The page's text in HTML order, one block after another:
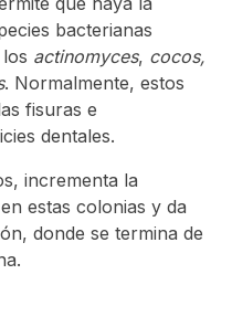
bacterianas
actinomyces, cocos,
. Normalmente, estos
fisuras e
dentales.
incrementa la
estas colonias y da
donde se termina de